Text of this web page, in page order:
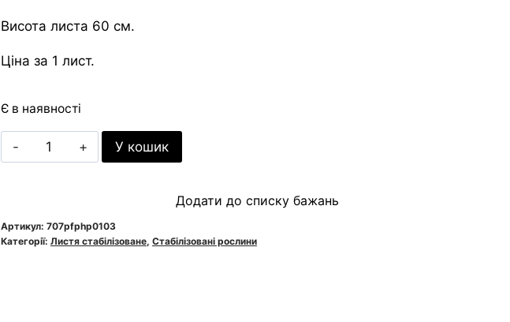
Висота листа 60 см.
Ціна за 1 лист.
Є в наявності
Листя
фінікової
Verdissimo
PHP/0103
У кошик
Додати до списку бажань
Артикул: 707pfphp0103
Категорії: Листя стабілізоване, Стабілізовані рослини